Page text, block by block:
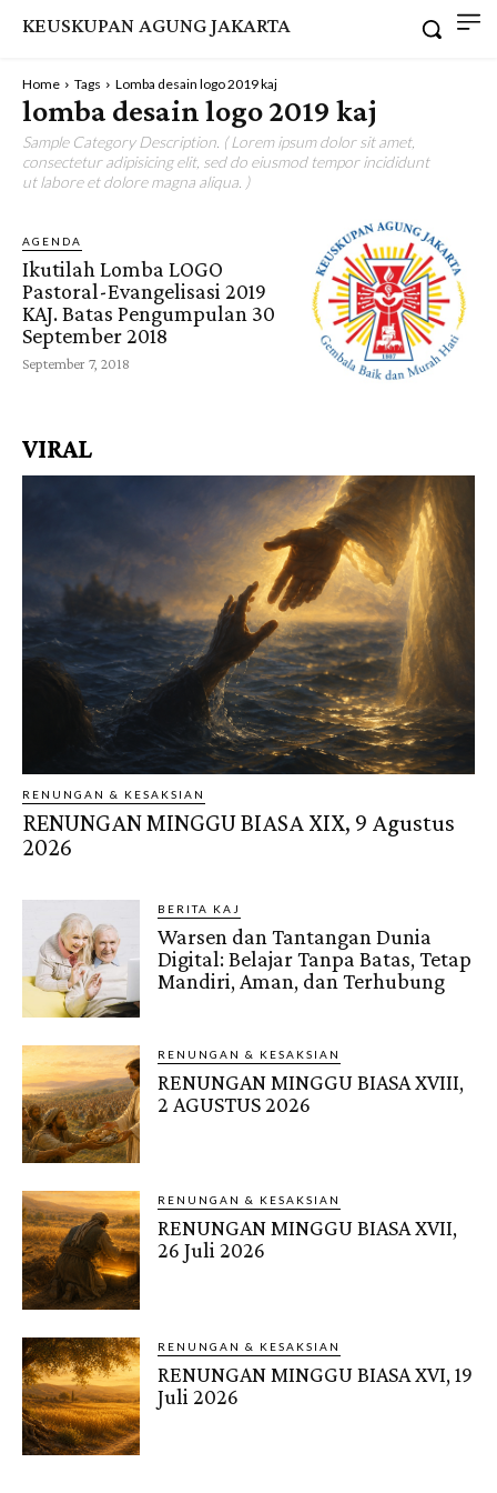
KEUSKUPAN AGUNG JAKARTA
Home Tags Lomba desain logo 2019 kaj
lomba desain logo 2019 kaj
Sample Category Description. ( Lorem ipsum dolor sit amet,
consectetur adipisicing elit, sed do eiusmod tempor incididunt
ut labore et dolore magna aliqua. )
AGENDA
Ikutilah Lomba LOGO
Pastoral-Evangelisasi 2019
KAJ. Batas Pengumpulan 30
September 2018
September 7, 2018
VIRAL
RENUNGAN & KESAKSIAN
RENUNGAN MINGGU BIASA XIX, 9 Agustus
2026
BERITA KAJ
Warsen dan Tantangan Dunia
Digital: Belajar Tanpa Batas, Tetap
Mandiri, Aman, dan Terhubung
RENUNGAN & KESAKSIAN
RENUNGAN MINGGU BIASA XVIII,
2 AGUSTUS 2026
RENUNGAN & KESAKSIAN
RENUNGAN MINGGU BIASA XVII,
26 Juli 2026
RENUNGAN & KESAKSIAN
RENUNGAN MINGGU BIASA XVI, 19
Juli 2026